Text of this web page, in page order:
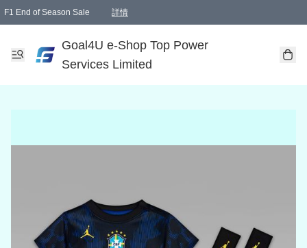
F1 End of Season Sale 詳情
Goal4U e-Shop Top Power
Services Limited